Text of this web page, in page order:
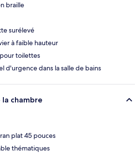
braille
surélevé
à faible hauteur
toilettes
d'urgence dans la salle de bains
chambre
plat 45 pouces
thématiques